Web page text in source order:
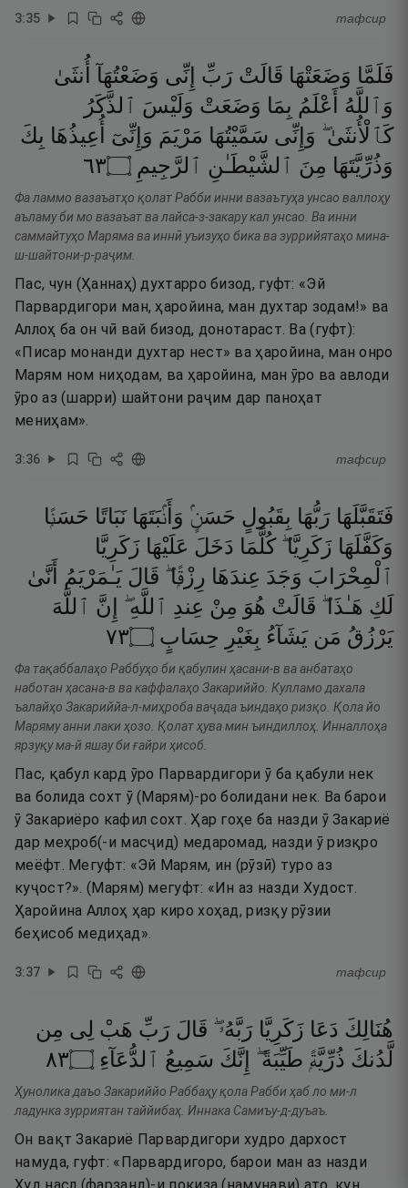
3:35 тафсир
فَلَمَّا وَضَعَتْهَا قَالَتْ رَبِّ إِنِّى وَضَعْتُهَآ
أُنثَىٰ
وَٱللَّهُ
أَعْلَمُ بِمَا وَضَعَتْ وَلَيْسَ ٱلذَّكَرُ
كَٱلْأُنثَىٰ ۖ وَإِنِّى سَمَّيْتُهَا مَرْيَمَ وَإِنِّىٓ أُعِيذُهَا بِكَ
وَذُرِّيَّتَهَا مِنَ ٱلشَّيْطَـٰنِ ٱلرَّجِيمِ ۝٣٦
Фа ламмо вазаъатҳо қолат Рабби инни вазаътуҳа унсао валлоҳу
аъламу би мо вазаъат ва лайса-з-закару кал унсао. Ва инни
саммайтуҳо Маряма ва иннӣ уъизуҳо бика ва зуррийятаҳо мина-
ш-шайтони-р-раҷим.
Пас, чун (Ҳаннаҳ) духтарро бизод, гуфт: «Эй
Парвардигори ман, ҳаройина, ман духтар зодам!» ва
Аллоҳ ба он чӣ вай бизод, донотараст. Ва (гуфт):
«Писар монанди духтар нест» ва ҳаройина, ман онро
Марям ном ниҳодам, ва ҳаройина, ман ӯро ва авлоди
ӯро аз (шарри) шайтони раҷим дар паноҳат
мениҳам».
3:36 тафсир
فَتَقَبَّلَهَا رَبُّهَا بِقَبُولٍ حَسَنٍۢ وَأَنۢبَتَهَا نَبَاتًا حَسَنًۭا
وَكَفَّلَهَا زَكَرِيَّا ۖ كُلَّمَا دَخَلَ عَلَيْهَا زَكَرِيَّا
ٱلْمِحْرَابَ وَجَدَ عِندَهَا رِزْقًۭا ۖ قَالَ يَـٰمَرْيَمُ أَنَّىٰ
لَكِ هَـٰذَا ۖ قَالَتْ هُوَ مِنْ عِندِ ٱللَّهِ ۖ إِنَّ ٱللَّهَ
يَرْزُقُ مَن يَشَآءُ بِغَيْرِ حِسَابٍ ۝٣٧
Фа тақаббалаҳо Раббуҳо би қабулин ҳасани-в ва анбатаҳо
наботан ҳасана-в ва каффалаҳо Закариййо. Кулламо дахала
ъалайҳо Закариййа-л-миҳроба ваҷада ъиндаҳо ризқо. Қола йо
Маряму анни лаки ҳозо. Қолат ҳува мин ъиндиллоҳ. Инналлоҳа
ярзуқу ма-й яшау би ғайри ҳисоб.
Пас, қабул кард ӯро Парвардигори ӯ ба қабули нек
ва болида сохт ӯ (Марям)-ро болидани нек. Ва барои
ӯ Закариёро кафил сохт. Ҳар гоҳе ба назди ӯ Закариё
дар меҳроб(-и масҷид) медаромад, назди ӯ ризқро
меёфт. Мегуфт: «Эй Марям, ин (рӯзӣ) туро аз
куҷост?». (Марям) мегуфт: «Ин аз назди Худост.
Ҳаройина Аллоҳ ҳар киро хоҳад, ризқу рӯзии
беҳисоб медиҳад».
3:37 тафсир
هُنَالِكَ دَعَا زَكَرِيَّا رَبَّهُۥ ۖ قَالَ رَبِّ هَبْ لِى مِن
لَّدُنكَ ذُرِّيَّةًۭ طَيِّبَةً ۖ إِنَّكَ سَمِيعُ ٱلدُّعَآءِ ۝٣٨
Ҳунолика даъо Закариййо Раббаҳу қола Рабби ҳаб ло ми-л
ладунка зурриятан таййибаҳ. Иннака Самиъу-д-дуъаъ.
Он вақт Закариё Парвардигори худро дархост
намуда, гуфт: «Парвардигоро, барои ман аз назди